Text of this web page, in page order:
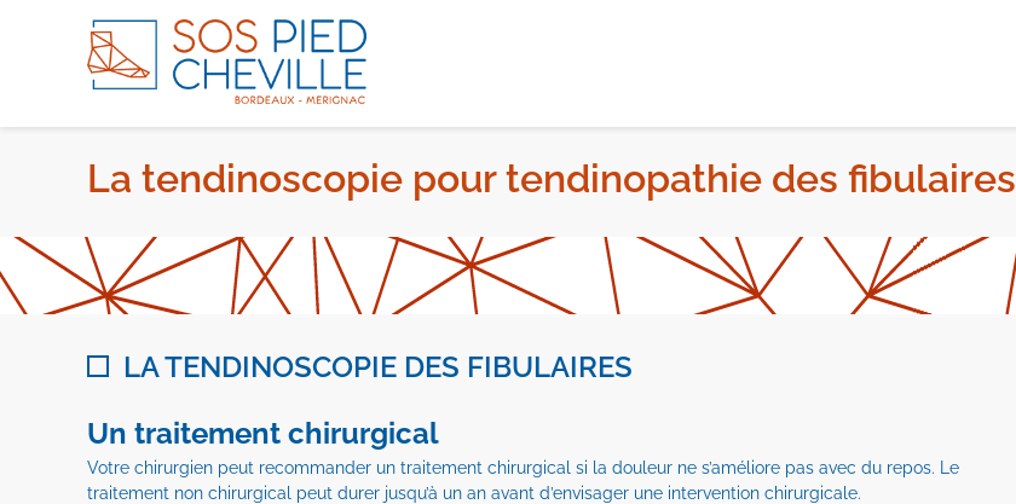
La tendinoscopie pour tendinopathie des fibulaires
LA TENDINOSCOPIE DES FIBULAIRES
Un traitement chirurgical
Votre chirurgien peut recommander un traitement chirurgical si la douleur ne s’améliore pas avec du repos. Le
traitement non chirurgical peut durer jusqu’à un an avant d’envisager une intervention chirurgicale.